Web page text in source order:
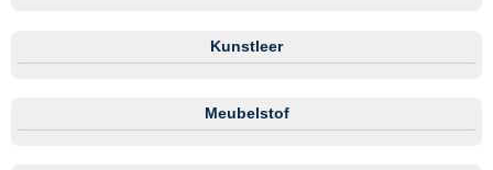
Kunstleer
Meubelstof